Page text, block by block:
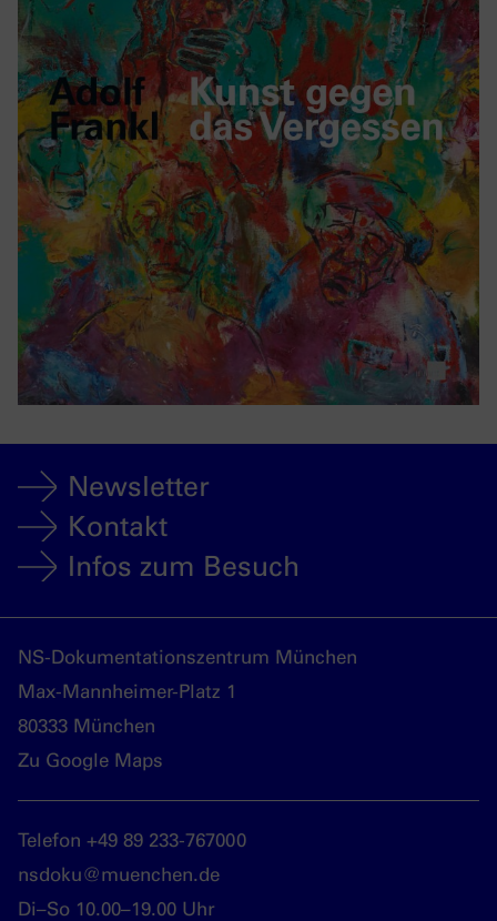
Newsletter
Kontakt
Infos zum Besuch
NS-Dokumentationszentrum München
Max-Mannheimer-Platz 1
80333 München
Zu Google Maps
Telefon +49 89 233-767000
nsdoku@muenchen.de
Di–So 10.00–19.00 Uhr